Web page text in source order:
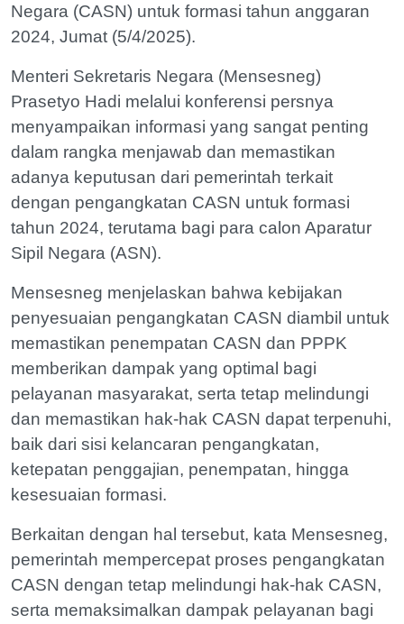
Negara (CASN) untuk formasi tahun anggaran
2024, Jumat (5/4/2025).
Menteri Sekretaris Negara (Mensesneg)
Prasetyo Hadi melalui konferensi persnya
menyampaikan informasi yang sangat penting
dalam rangka menjawab dan memastikan
adanya keputusan dari pemerintah terkait
dengan pengangkatan CASN untuk formasi
tahun 2024, terutama bagi para calon Aparatur
Sipil Negara (ASN).
Mensesneg menjelaskan bahwa kebijakan
penyesuaian pengangkatan CASN diambil untuk
memastikan penempatan CASN dan PPPK
memberikan dampak yang optimal bagi
pelayanan masyarakat, serta tetap melindungi
dan memastikan hak-hak CASN dapat terpenuhi,
baik dari sisi kelancaran pengangkatan,
ketepatan penggajian, penempatan, hingga
kesesuaian formasi.
Berkaitan dengan hal tersebut, kata Mensesneg,
pemerintah mempercepat proses pengangkatan
CASN dengan tetap melindungi hak-hak CASN,
serta memaksimalkan dampak pelayanan bagi